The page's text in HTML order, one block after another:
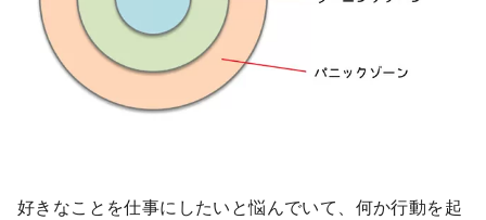
好きなことを仕事にしたいと悩んでいて、何か行動を起